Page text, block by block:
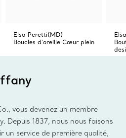
Elsa Peretti(MD)
Boucles d'oreille Cœur plein
vous devenez un membre
Depuis 1837, nous nous faisons
un service de première qualité,